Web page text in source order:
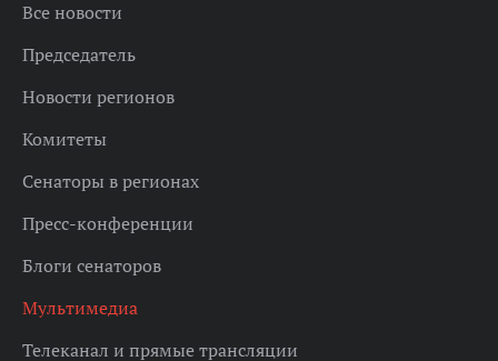
Все новости
Председатель
Новости регионов
Комитеты
Сенаторы в регионах
Пресс-конференции
Блоги сенаторов
Мультимедиа
Телеканал и прямые трансляции